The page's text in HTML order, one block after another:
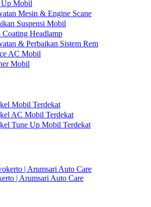
Up Mobil
Mesin & Engine Scane
Suspensi Mobil
Coating Headlamp
& Perbaikan Sistem Rem
AC Mobil
Mobil
Mobil Terdekat
AC Mobil Terdekat
Tune Up Mobil Terdekat
| Arumsari Auto Care